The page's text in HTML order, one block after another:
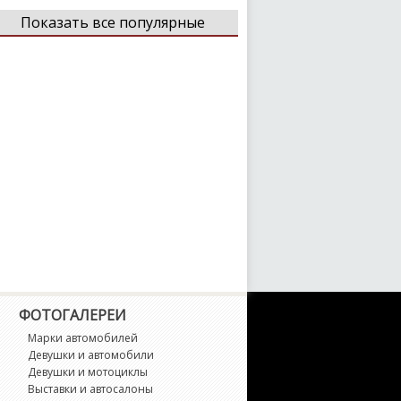
Genesis GMC
Hummer Hyundai
Показать все популярные
ФОТОГАЛЕРЕИ
Марки автомобилей
Девушки и автомобили
Девушки и мотоциклы
Выставки и автосалоны